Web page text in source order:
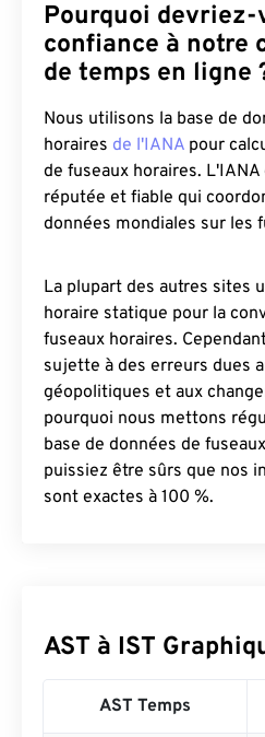
Pourquoi devriez-
confiance à notre
de temps en ligne
Nous utilisons la base de
horaires de l'IANA pour
de fuseaux horaires.
réputée et fiable qui
données mondiales sur les
La plupart des autres sites
horaire statique pour la
fuseaux horaires.
sujette à des erreurs dues
géopolitiques et aux
pourquoi nous mettons
base de données de
puissiez être sûrs que nos
sont exactes à 100 %.
AST à IST
AST Temps